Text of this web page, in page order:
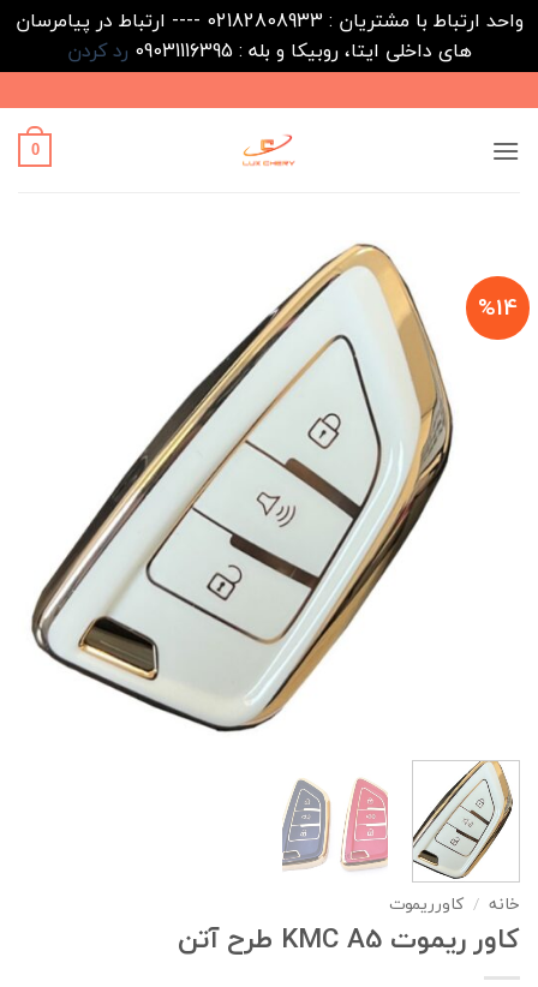
واحد ارتباط با مشتریان : 02182808933 ---- ارتباط در پیامرسان
های داخلی ایتا، روبیکا و بله : 09031116395
رد کردن
to
content
0
%14
خانه / کاورریموت
کاور ریموت KMC A5 طرح آتن